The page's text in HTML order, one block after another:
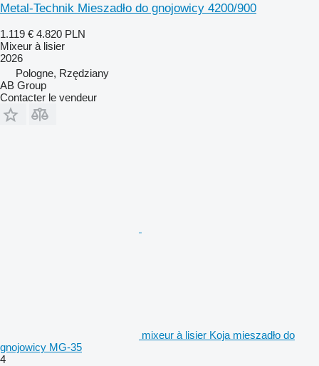
Metal-Technik Mieszadło do gnojowicy 4200/900
1.119 € 4.820 PLN
Mixeur à lisier
2026
Pologne, Rzędziany
AB Group
Contacter le vendeur
mixeur à lisier Koja mieszadło do
gnojowicy MG-35
4